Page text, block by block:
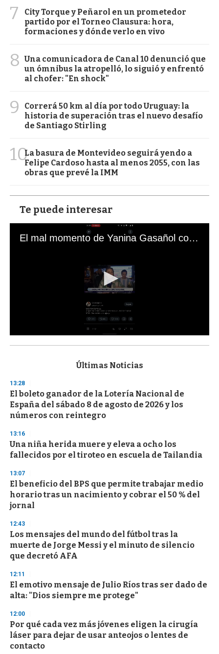
7
City Torque y Peñarol en un prometedor
partido por el Torneo Clausura: hora,
formaciones y dónde verlo en vivo
8 Una comunicadora de Canal 10 denunció que
un ómnibus la atropelló, lo siguió y enfrentó
al chofer: "En shock"
9
Correrá 50 km al día por todo Uruguay: la
historia de superación tras el nuevo desafío
de Santiago Stirling
10La basura de Montevideo seguirá yendo a
Felipe Cardoso hasta al menos 2055, con las
obras que prevé la IMM
Te puede interesar
El mal momento de Yanina Gasañol con un hincha argentino en "Subrayado"
s
d
s
o
f
3
s
e
c
o
d
s
Últimas Noticias
13:28
El boleto ganador de la Lotería Nacional de
España del sábado 8 de agosto de 2026 y los
números con reintegro
13:16
Una niña herida muere y eleva a ocho los
fallecidos por el tiroteo en escuela de Tailandia
13:07
El beneficio del BPS que permite trabajar medio
horario tras un nacimiento y cobrar el 50 % del
jornal
12:43
Los mensajes del mundo del fútbol tras la
muerte de Jorge Messi y el minuto de silencio
que decretó AFA
12:11
El emotivo mensaje de Julio Ríos tras ser dado de
alta: "Dios siempre me protege"
12:00
Por qué cada vez más jóvenes eligen la cirugía
láser para dejar de usar anteojos o lentes de
contacto